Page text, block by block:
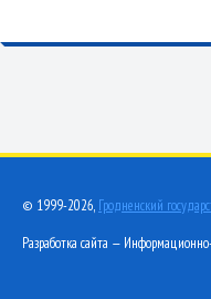
© 1999-2026, Гродненский
Разработка сайта —